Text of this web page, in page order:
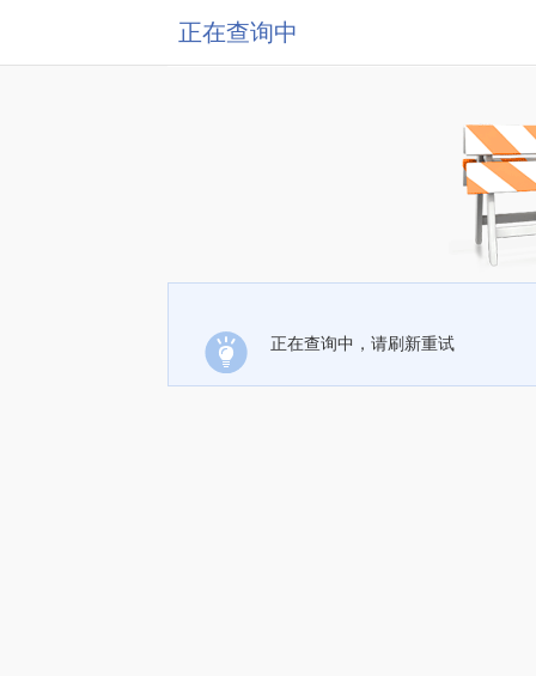
正在查询中
正在查询中，请刷新重试